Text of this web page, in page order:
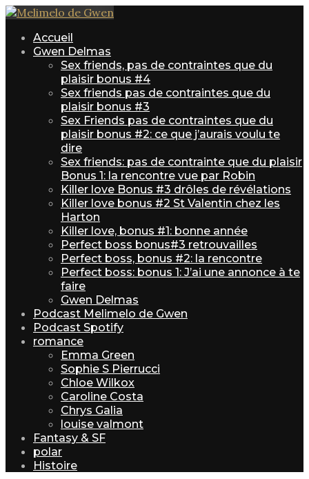
Accueil
Gwen Delmas
Sex friends, pas de contraintes que du
plaisir bonus #4
Sex friends pas de contraintes que du
plaisir bonus #3
Sex Friends pas de contraintes que du
plaisir bonus #2: ce que j’aurais voulu te
dire
Sex friends: pas de contrainte que du plaisir
Bonus 1: la rencontre vue par Robin
Killer love Bonus #3 drôles de révélations
Killer love bonus #2 St Valentin chez les
Harton
Killer love, bonus #1: bonne année
Perfect boss bonus#3 retrouvailles
Perfect boss, bonus #2: la rencontre
Perfect boss: bonus 1: J’ai une annonce à te
faire
Gwen Delmas
Podcast Melimelo de Gwen
Podcast Spotify
romance
Emma Green
Sophie S Pierrucci
Chloe Wilkox
Caroline Costa
Chrys Galia
louise valmont
Fantasy & SF
polar
Histoire